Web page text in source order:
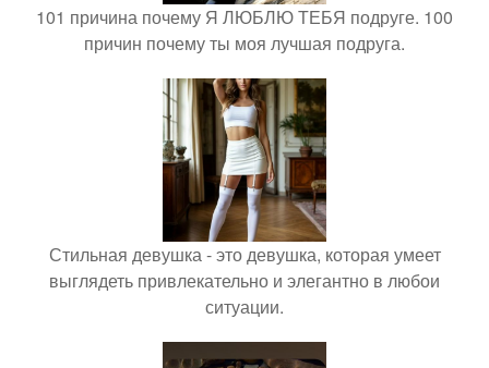
101 причина почему Я ЛЮБЛЮ ТЕБЯ подруге. 100
причин почему ты моя лучшая подруга.
Стильная девушка - это девушка, которая умеет
выглядеть привлекательно и элегантно в любои
ситуации.